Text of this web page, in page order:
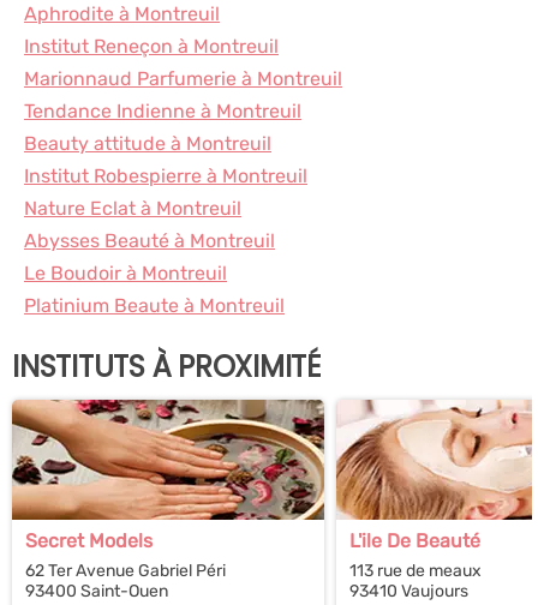
Aphrodite à Montreuil
Institut Reneçon à Montreuil
Marionnaud Parfumerie à Montreuil
Tendance Indienne à Montreuil
Beauty attitude à Montreuil
Institut Robespierre à Montreuil
Nature Eclat à Montreuil
Abysses Beauté à Montreuil
Le Boudoir à Montreuil
Platinium Beaute à Montreuil
INSTITUTS À PROXIMITÉ
Secret Models
62 Ter Avenue Gabriel Péri
93400 Saint-Ouen
L'ile De Beauté
113 rue de meaux
93410 Vaujours